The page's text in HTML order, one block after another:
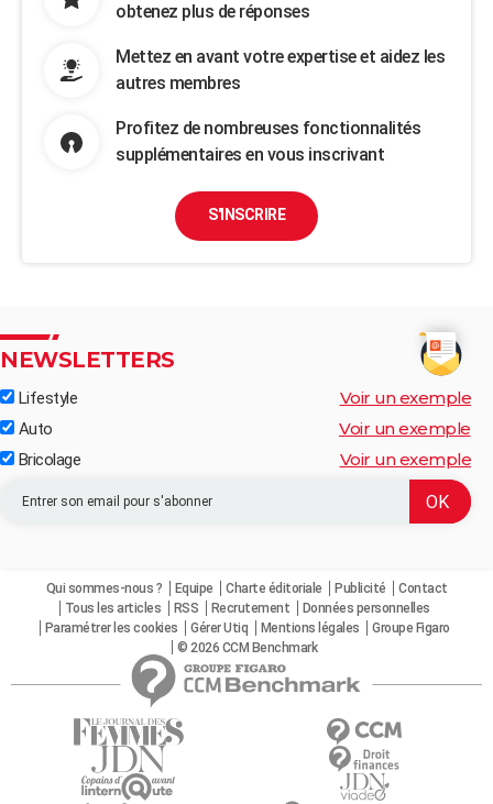
obtenez plus de réponses
Mettez en avant votre expertise et aidez les
autres membres
Profitez de nombreuses fonctionnalités
supplémentaires en vous inscrivant
S'INSCRIRE
NEWSLETTERS
Lifestyle Voir un exemple
Auto Voir un exemple
Bricolage Voir un exemple
Qui sommes-nous ? Equipe Charte éditoriale Publicité
Contact
Tous les articles
RSS Recrutement
Données personnelles
Paramétrer les cookies
Gérer Utiq Mentions légales
Groupe Figaro
© 2026 CCM Benchmark